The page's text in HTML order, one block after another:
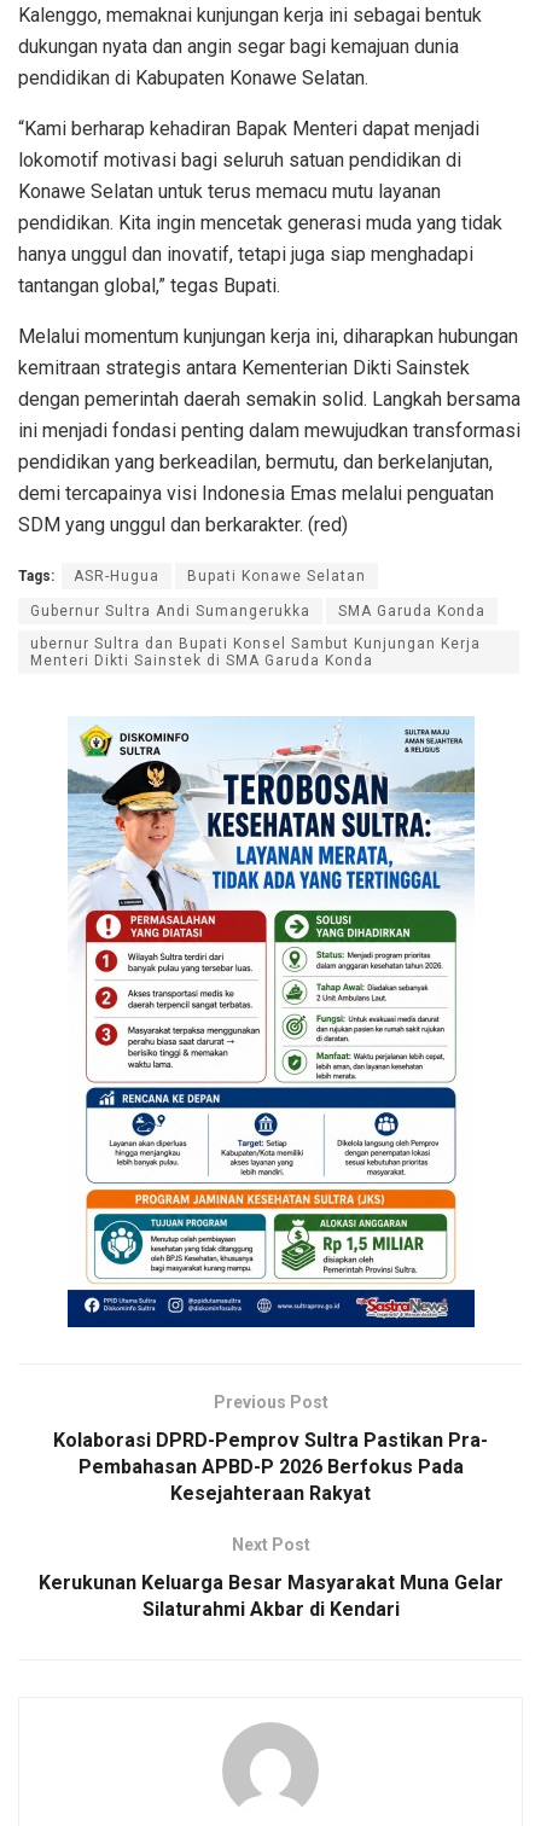
Kalenggo, memaknai kunjungan kerja ini sebagai bentuk
dukungan nyata dan angin segar bagi kemajuan dunia
pendidikan di Kabupaten Konawe Selatan.
“Kami berharap kehadiran Bapak Menteri dapat menjadi
lokomotif motivasi bagi seluruh satuan pendidikan di
Konawe Selatan untuk terus memacu mutu layanan
pendidikan. Kita ingin mencetak generasi muda yang tidak
hanya unggul dan inovatif, tetapi juga siap menghadapi
tantangan global,” tegas Bupati.
Melalui momentum kunjungan kerja ini, diharapkan hubungan
kemitraan strategis antara Kementerian Dikti Sainstek
dengan pemerintah daerah semakin solid. Langkah bersama
ini menjadi fondasi penting dalam mewujudkan transformasi
pendidikan yang berkeadilan, bermutu, dan berkelanjutan,
demi tercapainya visi Indonesia Emas melalui penguatan
SDM yang unggul dan berkarakter. (red)
Tags: ASR-Hugua Bupati Konawe Selatan
Gubernur Sultra Andi Sumangerukka
SMA Garuda Konda
ubernur Sultra dan Bupati Konsel Sambut Kunjungan Kerja
Menteri Dikti Sainstek di SMA Garuda Konda
Previous Post
Kolaborasi DPRD-Pemprov Sultra Pastikan Pra-
Pembahasan APBD-P 2026 Berfokus Pada
Kesejahteraan Rakyat
Next Post
Kerukunan Keluarga Besar Masyarakat Muna Gelar
Silaturahmi Akbar di Kendari